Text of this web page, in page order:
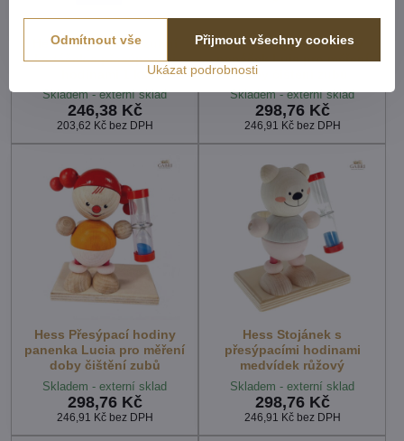
Hess Stojánek na zubní
kartáček s přesýpacími
Skladem - externí sklad
246,38 Kč
203,62 Kč bez DPH
Hess Přesýpací hodiny
panáček Luis pro měření
doby čištění zubů
Skladem - externí sklad
298,76 Kč
246,91 Kč bez DPH
Hess Přesýpací hodiny
panenka Lucia pro měření
doby čištění zubů
Skladem - externí sklad
298,76 Kč
246,91 Kč bez DPH
Hess Stojánek s
přesýpacími hodinami
medvídek růžový
Skladem - externí sklad
298,76 Kč
246,91 Kč bez DPH
Ukázat podrobnosti
Přijmout všechny cookies
Odmítnout vše